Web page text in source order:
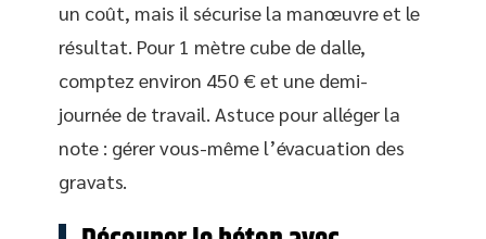
un coût, mais il sécurise la manœuvre et le
résultat. Pour 1 mètre cube de dalle,
comptez environ 450 € et une demi-
journée de travail. Astuce pour alléger la
note : gérer vous-même l’évacuation des
gravats.